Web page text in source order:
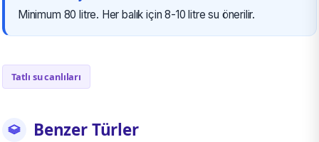
Minimum 80 litre. Her balık için 8-10 litre su önerilir.
Tatlı su canlıları
Benzer Türler